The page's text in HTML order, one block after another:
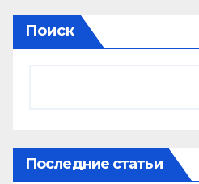
Поиск
Последние статьи